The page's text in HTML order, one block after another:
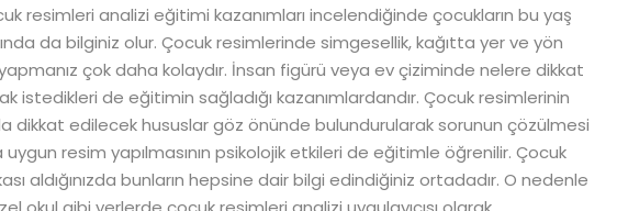
resimleri analizi eğitimi kazanımları incelendiğinde çocukların bu yaş
da bilginiz olur. Çocuk resimlerinde simgesellik, kağıtta yer ve yön
çok daha kolaydır. İnsan figürü veya ev çiziminde nelere dikkat
de eğitimin sağladığı kazanımlardandır. Çocuk resimlerinin
dikkat edilecek hususlar göz önünde bulundurularak sorunun çözülmesi
uygun resim yapılmasının psikolojik etkileri de eğitimle öğrenilir. Çocuk
aldığınızda bunların hepsine dair bilgi edindiğiniz ortadadır. O nedenle